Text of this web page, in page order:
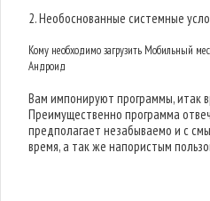
2. Необоснованные системные
Кому необходимо загрузить Мобильный
Андроид
Вам импонируют программы, итак
Преимущественно программа
предполагает незабываемо и с
время, а так же напористым